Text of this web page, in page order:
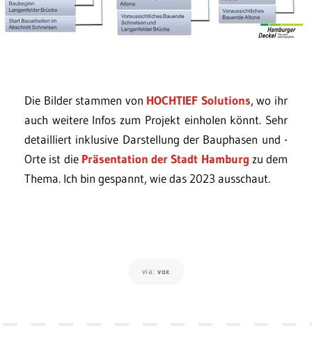
Die Bilder stammen von HOCHTIEF Solutions, wo ihr
auch weitere Infos zum Projekt einholen könnt. Sehr
detailliert inklusive Darstellung der Bauphasen und -
Orte ist die Präsentation der Stadt Hamburg zu dem
Thema. Ich bin gespannt, wie das 2023 ausschaut.
via: vox